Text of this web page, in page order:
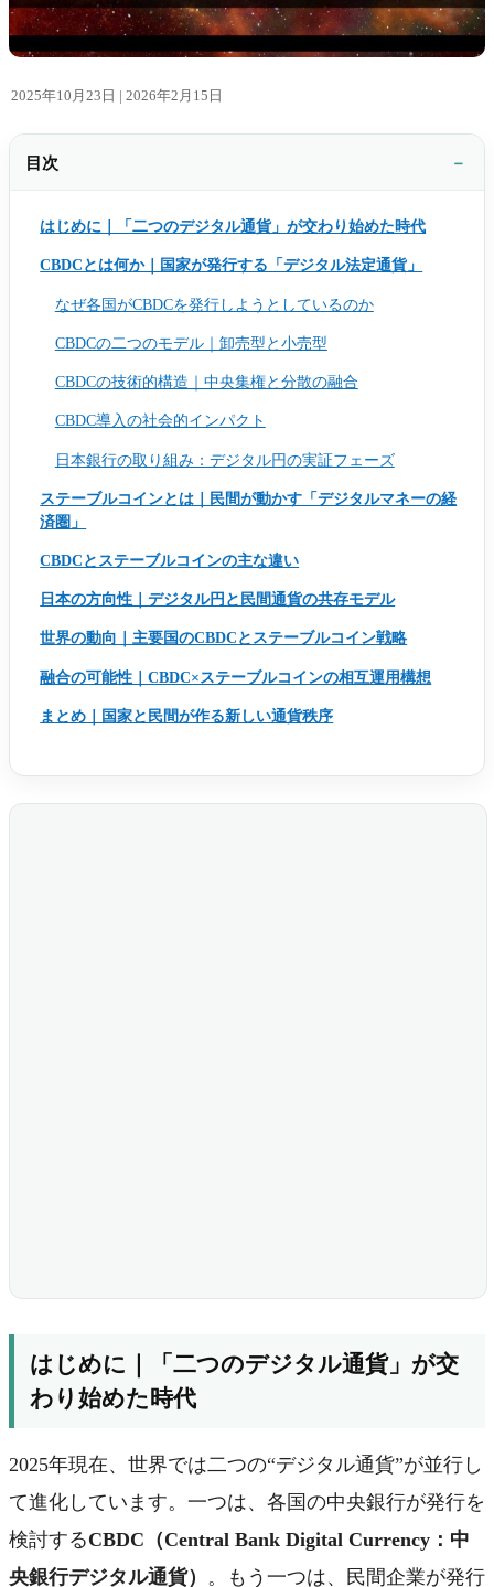
2025年10月23日 | 2026年2月15日
目次
はじめに｜「二つのデジタル通貨」が交わり始めた時代
CBDCとは何か｜国家が発行する「デジタル法定通貨」
なぜ各国がCBDCを発行しようとしているのか
CBDCの二つのモデル｜卸売型と小売型
CBDCの技術的構造｜中央集権と分散の融合
CBDC導入の社会的インパクト
日本銀行の取り組み：デジタル円の実証フェーズ
ステーブルコインとは｜民間が動かす「デジタルマネーの経
済圏」
CBDCとステーブルコインの主な違い
日本の方向性｜デジタル円と民間通貨の共存モデル
世界の動向｜主要国のCBDCとステーブルコイン戦略
融合の可能性｜CBDC×ステーブルコインの相互運用構想
まとめ｜国家と民間が作る新しい通貨秩序
はじめに｜「二つのデジタル通貨」が交
わり始めた時代
2025年現在、世界では二つの“デジタル通貨”が並行し
て進化しています。一つは、各国の中央銀行が発行を
検討するCBDC（Central Bank Digital Currency：中
央銀行デジタル通貨） 。もう一つは、民間企業が発行